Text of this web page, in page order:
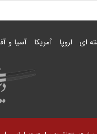
ای اروپا آمریکا آسیا و